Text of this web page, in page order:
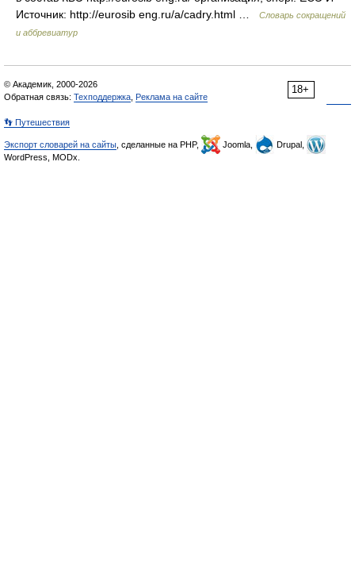
Источник: http://eurosib eng.ru/a/cadry.html …
Словарь сокращений
и аббревиатур
18+
© Академик, 2000-2026
Обратная связь: Техподдержка Реклама на сайте
👣 Путешествия
Экспорт словарей на сайты , сделанные на PHP, Joomla,
Drupal,
WordPress, MODx.